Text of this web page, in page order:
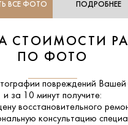
ВСЕ ФОТО ПОДРОБНЕЕ
СТОИМОСТИ
ПО ФОТО
повреждений
и за
10 минут получите:
восстановительного
консультацию